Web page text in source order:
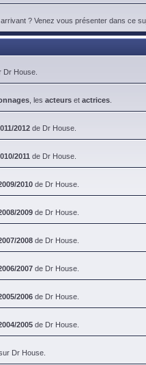
? Venez vous présenter dans ce
Dr House.
, les acteurs et actrices
2012 de Dr House.
2011 de Dr House.
2010 de Dr House.
2009 de Dr House.
2008 de Dr House.
2007 de Dr House.
2006 de Dr House.
2005 de Dr House.
Dr House.